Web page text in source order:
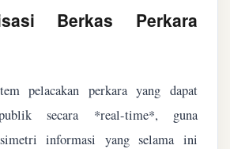
Berkas Perkara
pelacakan perkara yang dapat
secara *real-time*, guna
informasi yang selama ini